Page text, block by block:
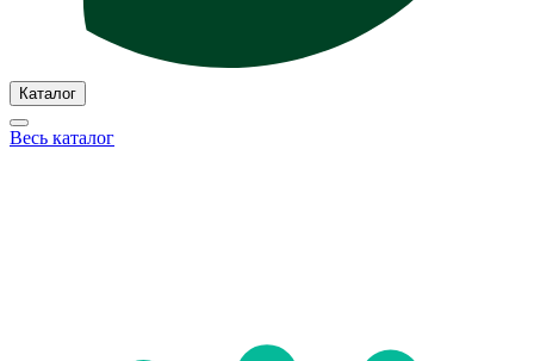
Каталог
Весь каталог